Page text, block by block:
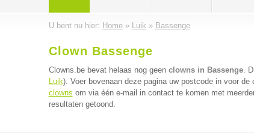
U bent nu hier: Home» Luik » Bassenge
Clown Bassenge
Clowns.be bevat helaas nog geen clowns in Bassenge.
Luik). Voer bovenaan deze pagina uw postcode in voor
clowns om via één e-mail in contact te komen met
resultaten getoond.